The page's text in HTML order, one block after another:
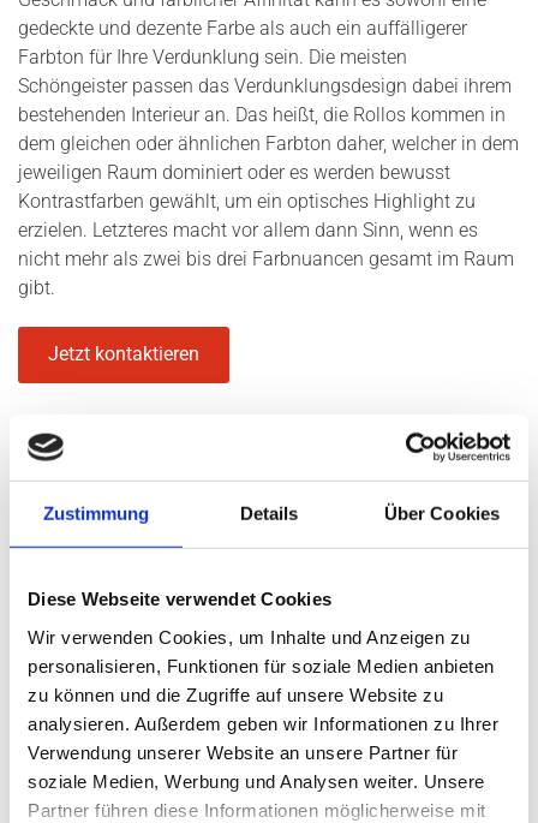
Zustimmung Details Über Cookies
Diese Webseite verwendet Cookies
Wir verwenden Cookies, um Inhalte und Anzeigen zu
personalisieren, Funktionen für soziale Medien anbieten
zu können und die Zugriffe auf unsere Website zu
analysieren. Außerdem geben wir Informationen zu Ihrer
Verwendung unserer Website an unsere Partner für
soziale Medien, Werbung und Analysen weiter. Unsere
Partner führen diese Informationen möglicherweise mit
gedeckte und dezente Farbe als auch ein auffälligerer
Farbton für Ihre Verdunklung sein. Die meisten
Schöngeister passen das Verdunklungsdesign dabei ihrem
bestehenden Interieur an. Das heißt, die Rollos kommen in
dem gleichen oder ähnlichen Farbton daher, welcher in dem
jeweiligen Raum dominiert oder es werden bewusst
Kontrastfarben gewählt, um ein optisches Highlight zu
erzielen. Letzteres macht vor allem dann Sinn, wenn es
nicht mehr als zwei bis drei Farbnuancen gesamt im Raum
gibt.
Jetzt kontaktieren
Trendiger Sonnenschutz nach
Ihrem Geschmack
Rollladen dienen nicht nur als dekorativer Blickfang für Sie
der Sonne Einhalt. Denn selbst bekennende Sonnenanbeter
möchten in der Regel in ihren persönlichen Wohnräumen
entscheiden können, wann sie die Sonne genießen und
wann sie es eher abgedunkelt haben möchten. Hier
kommen dann dementsprechend Systeme in Frage, welche
sich sowohl benutzerfreundlich als auch flexibel bedienen
lassen. Wie etwa mit einer Handkurbel, mit Seilzug und der